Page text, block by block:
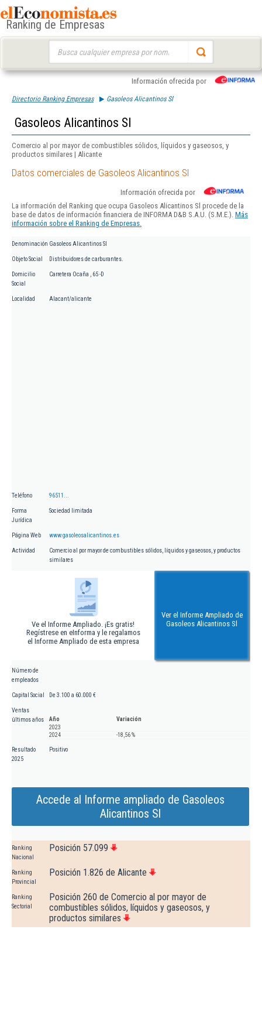
Ranking de Empresas
Información ofrecida por
Directorio Ranking Empresas Gasoleos Alicantinos Sl
Gasoleos Alicantinos Sl
Comercio al por mayor de combustibles sólidos, líquidos y gaseosos, y
productos similares | Alicante
Datos comerciales de Gasoleos Alicantinos Sl
Información ofrecida por
La información del Ranking que ocupa Gasoleos Alicantinos Sl procede de la
base de datos de información financiera de INFORMA D&B S.A.U. (S.M.E.). Más
información sobre el Ranking de Empresas.
Denominación Gasoleos Alicantinos Sl
Objeto Social Distribuidores de carburantes.
Domicilio
Social
Carretera Ocaña , 65 -D
Localidad Alacant/alicante
Teléfono 96511...
Forma
Jurídica
Sociedad limitada
Página Web www.gasoleosalicantinos.es
Actividad
Comercio al por mayor de combustibles sólidos, líquidos y gaseosos, y productos
similares
Ve el Informe Ampliado. ¡Es gratis!
Regístrese en eInforma y le regalamos
el Informe Ampliado de esta empresa
Ver el Informe Ampliado de
Gasoleos Alicantinos Sl
Número de
empleados
Capital Social De 3.100 a 60.000 €
Ventas
últimos años
Año
Variación
2023
2024
-18,56 %
Resultado
2025
Positivo
Accede al Informe ampliado de Gasoleos
Alicantinos Sl
Ranking
Nacional
Posición 57.099
Ranking
Provincial
Posición 1.826 de Alicante
Ranking
Sectorial
Posición 260 de Comercio al por mayor de
combustibles sólidos, líquidos y gaseosos, y
productos similares